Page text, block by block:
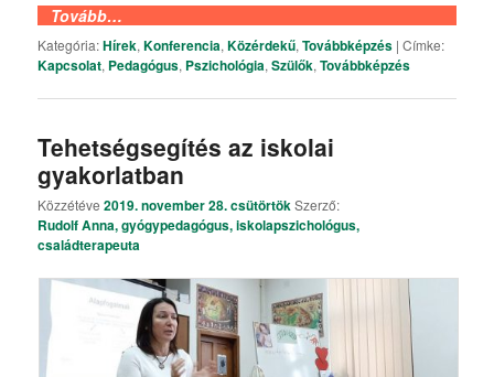
Tovább…
Kategória:Hírek,Konferencia,Közérdekű,Továbbképzés |Címke:
Kapcsolat, Pedagógus, Pszichológia,Szülők,Továbbképzés
Tehetségsegítés az iskolai
gyakorlatban
Közzétéve2019. november 28. csütörtökSzerző:
Rudolf Anna, gyógypedagógus, iskolapszichológus,
családterapeuta